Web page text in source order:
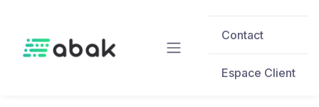
Contact
Espace Client